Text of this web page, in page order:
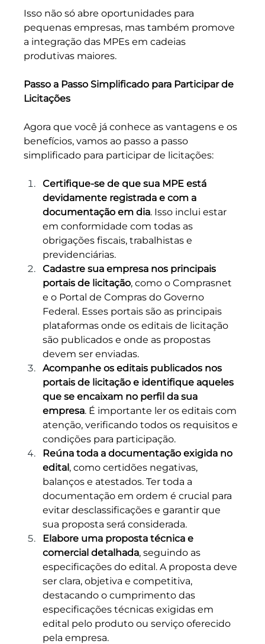
Isso não só abre oportunidades para
pequenas empresas, mas também promove
a integração das MPEs em cadeias
produtivas maiores.
Passo a Passo Simplificado para Participar de
Licitações
Agora que você já conhece as vantagens e os
benefícios, vamos ao passo a passo
simplificado para participar de licitações:
Certifique-se de que sua MPE está
devidamente registrada e com a
documentação em dia. Isso inclui estar
em conformidade com todas as
obrigações fiscais, trabalhistas e
previdenciárias.
Cadastre sua empresa nos principais
portais de licitação, como o Comprasnet
e o Portal de Compras do Governo
Federal. Esses portais são as principais
plataformas onde os editais de licitação
são publicados e onde as propostas
devem ser enviadas.
Acompanhe os editais publicados nos
portais de licitação e identifique aqueles
que se encaixam no perfil da sua
empresa. É importante ler os editais com
atenção, verificando todos os requisitos e
condições para participação.
Reúna toda a documentação exigida no
edital, como certidões negativas,
balanços e atestados. Ter toda a
documentação em ordem é crucial para
evitar desclassificações e garantir que
sua proposta será considerada.
Elabore uma proposta técnica e
comercial detalhada, seguindo as
especificações do edital. A proposta deve
ser clara, objetiva e competitiva,
destacando o cumprimento das
especificações técnicas exigidas em
edital pelo produto ou serviço oferecido
pela empresa.